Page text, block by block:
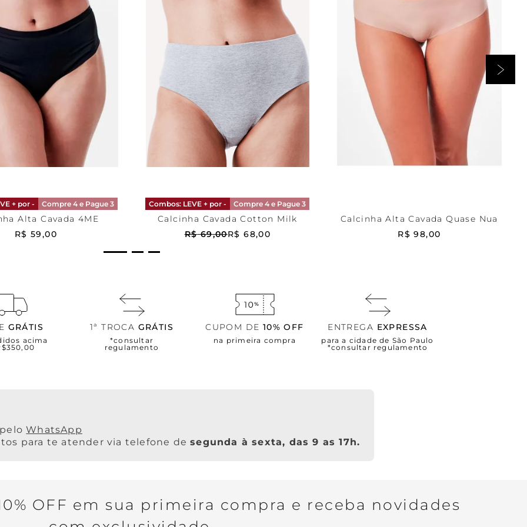
P
+ por - Compre 4 e Pague 3
Alta Cavada 4ME
R$ 59,00
P
Combos: LEVE + por - Compre 4 e Pague 3
Calcinha Cavada Cotton Milk
R$ 69,00R$ 68,00
Calcinha Alta Cavada Quase Nua
R$ 98,00
GRÁTIS
acima
1ª TROCA GRÁTIS
*consultar
regulamento
CUPOM DE 10% OFF
na primeira compra
ENTREGA EXPRESSA
para a cidade de São Paulo
*consultar regulamento
WhatsApp
para te atender via telefone desegunda à sexta, das 9 as 17h.
OFF em sua primeira compra e receba novidades